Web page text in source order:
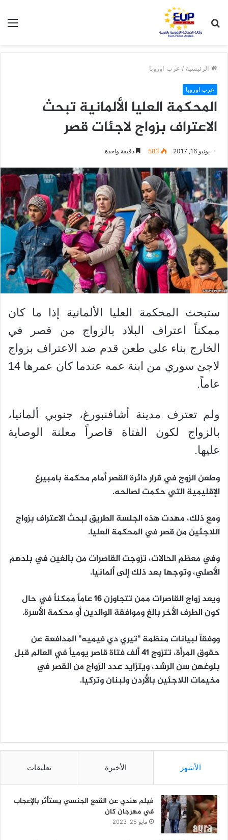
عن
الرئيسية / عرب اوروبا
عرب اوروبا
المحكمة العليا الألمانية تبحث
الاعتراف بزواج لاجئات قصر
يونيو 16, 2017 583 دقيقة واحدة
ستبحث المحكمة العليا الألمانية إذا ما كان
ممكناً اعتراف البلاد بالزواج من قصر في
الخارج بناء على طعن قدم ضد الاعتراف بزواج
لاجئ سوري من ابنة عمه عندما كان عمرها 14
عاماً.
ولم تعترف مدينة أشافنبورغ، جنوبي ألمانيا،
بالزواج لكون الفتاة قاصراً معلنة الوصاية
عليها.
وطعن الزوج في قرار دائرة القصر أمام محكمة بامبيرغ
الإقليمية التي حكمت لصالحه.
ومع ذلك، مهدت هذه الجلسة الطريق لبحث الاعتراف بزواج
اللاجئين من قصر في المحكمة العليا.
وفي معظم الحالات، تزوجت القاصرات من بالغين في بلدهم
الأصلي، وتوجها بعد ذلك إلى ألمانيا.
ويعد زواج القاصرات ممن تتجاوزن 16 عاماً ممكناً في حال
كون الطرف الأخر بالغ وموافقة الوالدين أو محكمة الأسرة.
ووفقاً لبيانات منظمة "تيري دي فيميه" المدافعة عن
حقوق المرأة، تتزوج 41 ألف فتاة قاصر يومياً في العالم قبل
بلوغهن سن الرشد، ويتزايد عدد الزواج من القصر في
مخيمات اللاجئين بالأردن ولبنان وتركيا.
الأشهر الأخيرة تعليقات
فيلم هندي عن القمع الجنسي يستأثر بالإعجاب
في مهرجان كان
مايو 25, 2023